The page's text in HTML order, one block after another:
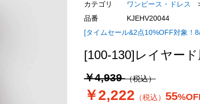
カテゴリ
ワンピース・ドレス
品番
KJEHV20044
[タイムセール&2点10%OFF対象！
[100-130]レイヤー
￥4,939（税込）
￥2,222 （税込） 55